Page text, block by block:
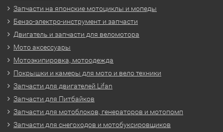
Запчасти на японские мотоциклы и мопеды
Бензо-электро-инструмент и запчасти
Двигатель и запчасти для веломотора
Мото аксессуары
Мотоэкипировка, мотоодежда
Покрышки и камеры для мото и вело техники
Запчасти для двигателей Lifan
Запчасти для Питбайков
Запчасти для мотоблоков, генераторов и мотопомп
Запчасти для снегоходов и мотобуксировщиков